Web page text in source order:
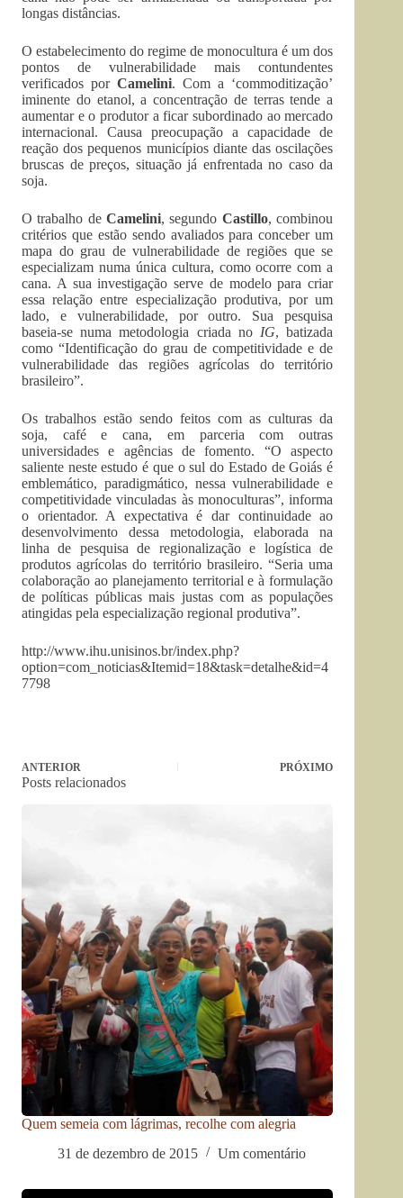
longas distâncias.
O estabelecimento do regime de monocultura é um dos
pontos de vulnerabilidade mais contundentes
verificados porCamelini. Com a ‘commoditização’
iminente do etanol, a concentração de terras tende a
aumentar e o produtor a ficar subordinado ao mercado
internacional. Causa preocupação a capacidade de
reação dos pequenos municípios diante das oscilações
bruscas de preços, situação já enfrentada no caso da
soja.
O trabalho deCamelini, segundo Castillo, combinou
critérios que estão sendo avaliados para conceber um
mapa do grau de vulnerabilidade de regiões que se
especializam numa única cultura, como ocorre com a
cana. A sua investigação serve de modelo para criar
essa relação entre especialização produtiva, por um
lado, e vulnerabilidade, por outro. Sua pesquisa
baseia-se numa metodologia criada no IG, batizada
como “Identificação do grau de competitividade e de
vulnerabilidade das regiões agrícolas do território
brasileiro”.
Os trabalhos estão sendo feitos com as culturas da
soja, café e cana, em parceria com outras
universidades e agências de fomento. “O aspecto
saliente neste estudo é que o sul do Estado de Goiás é
emblemático, paradigmático, nessa vulnerabilidade e
competitividade vinculadas às monoculturas”, informa
o orientador. A expectativa é dar continuidade ao
desenvolvimento dessa metodologia, elaborada na
linha de pesquisa de regionalização e logística de
produtos agrícolas do território brasileiro. “Seria uma
colaboração ao planejamento territorial e à formulação
de políticas públicas mais justas com as populações
atingidas pela especialização regional produtiva”.
http://www.ihu.unisinos.br/index.php?
option=com_noticias&Itemid=18&task=detalhe&id=4
7798
ANTERIOR PRÓXIMO
Posts relacionados
Quem semeia com lágrimas, recolhe com alegria
31 de dezembro de 2015
Um comentário